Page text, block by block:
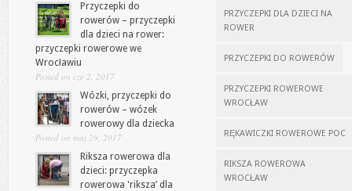
Przyczepki do
rowerów – przyczepki
dla dzieci na rower:
przyczepki rowerowe we
Wrocławiu
Posted on cze 2, 2017
Wózki, przyczepki do
rowerów – wózek
rowerowy dla dziecka
Posted on maj 29, 2017
Riksza rowerowa dla
dzieci: przyczepka
rowerowa 'riksza’ dla
PRZYCZEPKI DLA DZIECI NA
ROWER
PRZYCZEPKI DO ROWERÓW
PRZYCZEPKI ROWEROWE
WROCŁAW
RĘKAWICZKI ROWEROWE POC
RIKSZA ROWEROWA
WROCŁAW